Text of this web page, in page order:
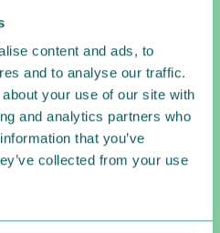
content and ads, to
and to analyse our traffic.
your use of our site with
and analytics partners who
that you’ve
collected from your use